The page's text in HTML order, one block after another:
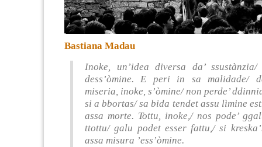
Bastiana Madau
Inoke, un’idea diversa da’
dess’òmine. E peri in sa malidade/
miseria, inoke, s’òmine/ non perde’
si a bbortas/ sa bida tendet assu lìmine
assa morte. Tottu, inoke,/ nos pode’
ttottu/ galu podet esser fattu,/ si
assa misura ’ess’òmine.